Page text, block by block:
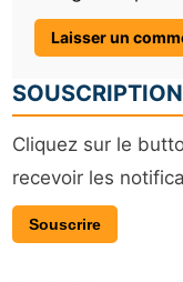
SOUSCRIPTION
Cliquez sur le
recevoir les
Souscrire